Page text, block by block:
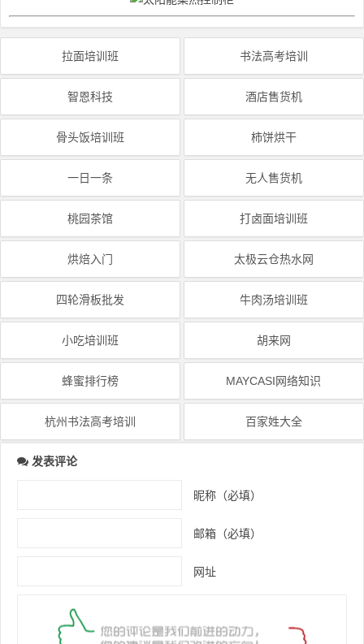
拉面培训班 书法高考培训
智恩科技 酒店售货机
骨头饭培训班 柿饼烘干
一日一条 无人售货机
桃园茶馆 打卤面培训班
烘焙入门 太极云仓热水网
四轮滑板批发 牛肉汤培训班
小吃培训班 胡来网
蜂蜜排行榜 MAYCASI网络知识
杭州书法高考培训 百家姓大全
发表评论
昵称（必填）
邮箱（必填）
网址